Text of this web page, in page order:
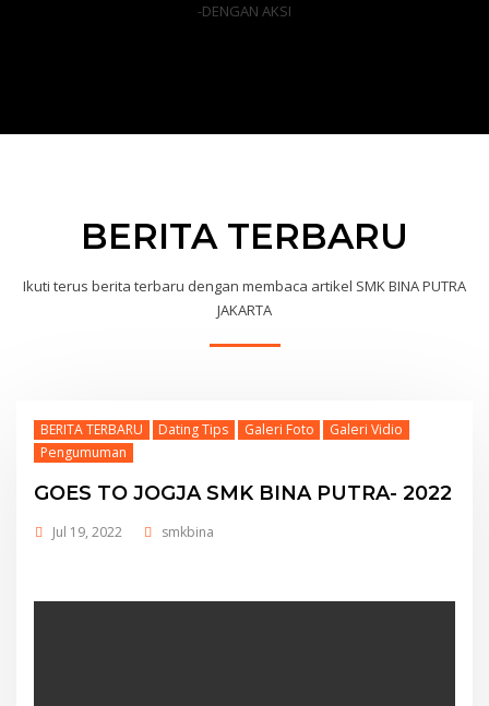
-DENGAN AKSI
BERITA TERBARU
Ikuti terus berita terbaru dengan membaca artikel SMK BINA PUTRA
JAKARTA
BERITA TERBARU Dating Tips Galeri Foto
Galeri Vidio
Pengumuman
GOES TO JOGJA SMK BINA PUTRA- 2022
Jul 19, 2022 smkbina